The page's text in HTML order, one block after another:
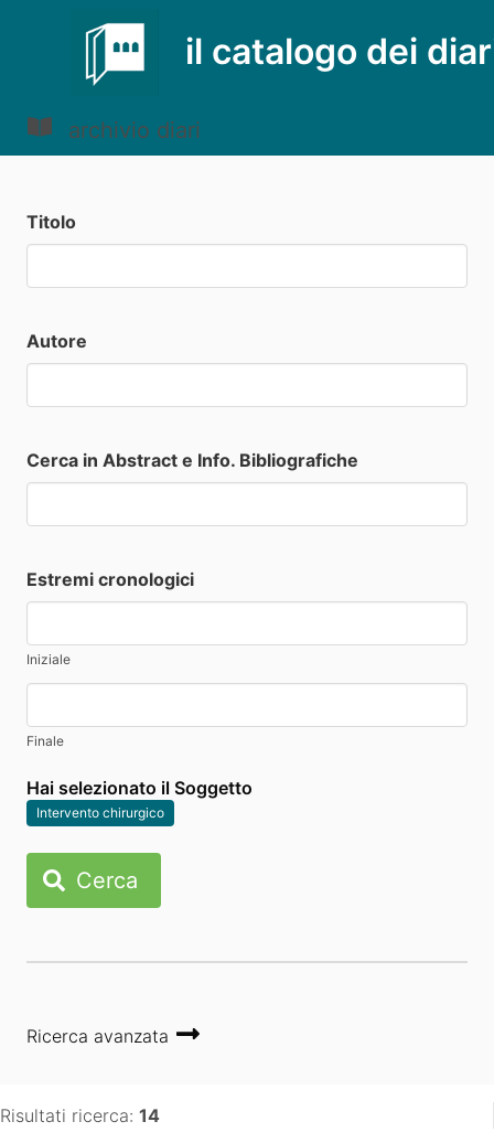
il catalogo dei
archivio diari
Titolo
Autore
Cerca in Abstract e Info. Bibliografiche
Estremi cronologici
Iniziale
Finale
Hai selezionato il Soggetto
Intervento chirurgico
Cerca
Ricerca avanzata
Risultati ricerca: 14